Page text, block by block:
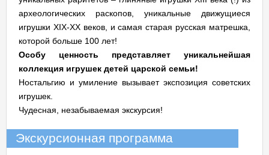
археологических раскопов, уникальные движущиеся
игрушки XIX-XX веков, и самая старая русская матрешка,
которой больше 100 лет!
Особу ценность представляет уникальнейшая
коллекция игрушек детей царской семьи!
Ностальгию и умиление вызывает экспозиция советских
игрушек.
Чудесная, незабываемая экскурсия!
Экскурсионная программа